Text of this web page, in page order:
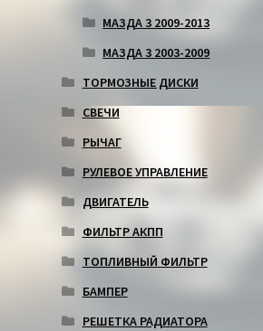
МАЗДА 3 2009-2013
МАЗДА 3 2003-2009
ТОРМОЗНЫЕ ДИСКИ
СВЕЧИ
РЫЧАГ
РУЛЕВОЕ УПРАВЛЕНИЕ
ДВИГАТЕЛЬ
ФИЛЬТР АКПП
ТОПЛИВНЫЙ ФИЛЬТР
БАМПЕР
РЕШЕТКА РАДИАТОРА